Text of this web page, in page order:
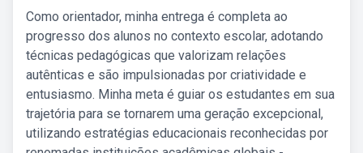
Como orientador, minha entrega é completa ao
progresso dos alunos no contexto escolar, adotando
técnicas pedagógicas que valorizam relações
autênticas e são impulsionadas por criatividade e
entusiasmo. Minha meta é guiar os estudantes em sua
trajetória para se tornarem uma geração excepcional,
utilizando estratégias educacionais reconhecidas por